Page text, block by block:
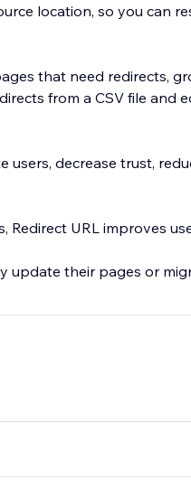
location, so you can
that need redirects,
from a CSV file and
decrease trust,
Redirect URL improves
update their pages or